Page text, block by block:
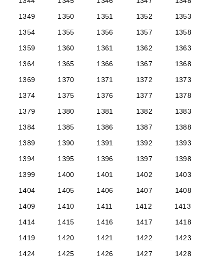
1349
1350 1351 1352
1353
1354
1355 1356 1357
1358
1359
1360 1361 1362
1363
1364
1365 1366 1367
1368
1369
1370 1371 1372
1373
1374
1375 1376 1377
1378
1379
1380 1381 1382
1383
1384
1385 1386 1387
1388
1389
1390 1391 1392
1393
1394
1395 1396 1397
1398
1399
1400 1401 1402
1403
1404
1405 1406 1407
1408
1409
1410 1411 1412
1413
1414
1415 1416 1417
1418
1419
1420 1421 1422
1423
1424
1425 1426 1427
1428